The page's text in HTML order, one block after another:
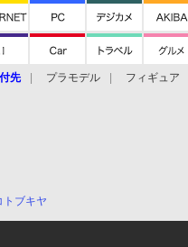
先 プラモデル フィギュア
トブキヤ